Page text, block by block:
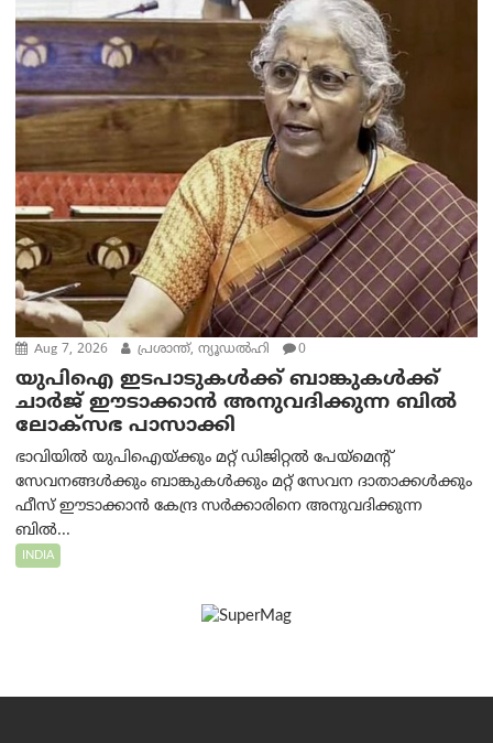
Aug 7, 2026 പ്രശാന്ത്, ന്യൂഡല്‍ഹി 0
യുപിഐ ഇടപാടുകൾക്ക് ബാങ്കുകൾക്ക്
ചാർജ് ഈടാക്കാൻ അനുവദിക്കുന്ന ബിൽ
ലോക്‌സഭ പാസാക്കി
ഭാവിയിൽ യുപിഐയ്ക്കും മറ്റ് ഡിജിറ്റൽ പേയ്‌മെന്റ്
സേവനങ്ങൾക്കും ബാങ്കുകൾക്കും മറ്റ് സേവന ദാതാക്കൾക്കും
ഫീസ് ഈടാക്കാൻ കേന്ദ്ര സർക്കാരിനെ അനുവദിക്കുന്ന
ബിൽ...
INDIA